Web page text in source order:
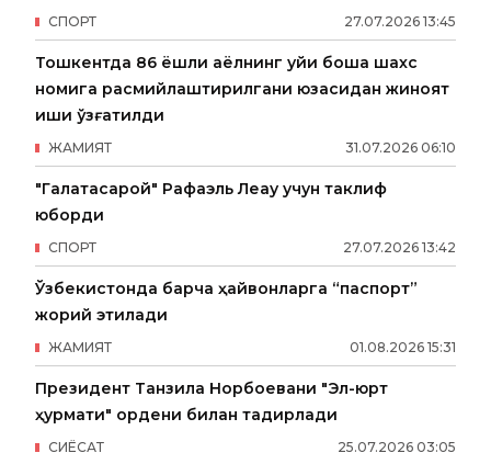
27.07.2026 13:45
СПОРТ
Тошкентда 86 ёшли аёлнинг уйи бошқа шахс
номига расмийлаштирилгани юзасидан жиноят
иши қўзғатилди
31.07.2026 06:10
ЖАМИЯТ
"Галатасарой" Рафаэль Леау учун таклиф
юборди
27.07.2026 13:42
СПОРТ
Ўзбекистонда барча ҳайвонларга “паспорт”
жорий этилади
01.08.2026 15:31
ЖАМИЯТ
Президент Танзила Норбоевани "Эл-юрт
ҳурмати" ордени билан тақдирлади
25.07.2026 03:05
СИËСАТ